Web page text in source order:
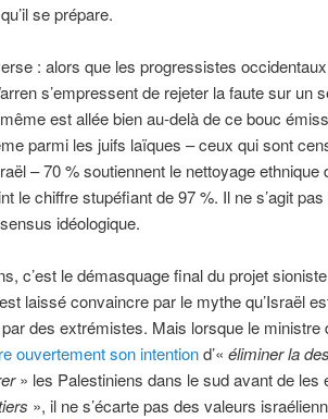
se prépare.
: alors que les progressistes
s’empressent de rejeter la faute sur un
est allée bien au-delà de ce bouc
parmi les juifs laïques – ceux qui sont
– 70 % soutiennent le nettoyage
le chiffre stupéfiant de 97 %. Il ne s’agit pas
idéologique.
c’est le démasquage final du projet
laissé convaincre par le mythe qu’Israël
des extrémistes. Mais lorsque le ministre
ouvertement son intentiond’« éliminer la
» les Palestiniens dans le sud avant de les
», il ne s’écarte pas des valeurs